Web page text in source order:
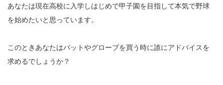
あなたは現在高校に入学しはじめで甲子園を目指して本気で野球
を始めたいと思っています。
このときあなたはバットやグローブを買う時に誰にアドバイスを
求めるでしょうか？